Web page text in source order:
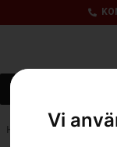
Vi
Hem